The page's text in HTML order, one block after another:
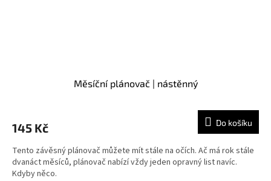
Měsíční plánovač | nástěnný
145 Kč Do košíku
Tento závěsný plánovač můžete mít stále na očích. Ač má rok stále
dvanáct měsíců, plánovač nabízí vždy jeden opravný list navíc.
Kdyby něco.